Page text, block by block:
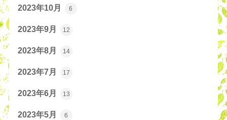
2023年10月 6
2023年9月 12
2023年8月 14
2023年7月 17
2023年6月 13
2023年5月 6